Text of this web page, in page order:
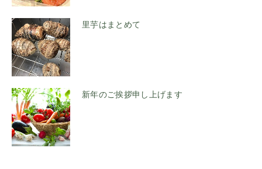
里芋はまとめて
新年のご挨拶申し上げます